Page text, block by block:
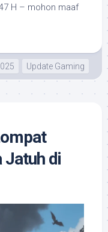
H – mohon maaf
Update Gaming
Jatuh di